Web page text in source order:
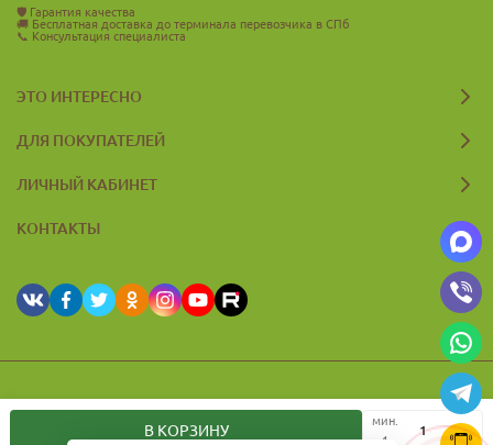
В КОРЗИНУ
мин.
1
🛡️ Гарантия качества
🚚 Бесплатная доставка до терминала перевозчика в СПб
📞 Консультация специалиста
ЭТО ИНТЕРЕСНО
ДЛЯ ПОКУПАТЕЛЕЙ
ЛИЧНЫЙ КАБИНЕТ
КОНТАКТЫ
© 2026 Zelyevar.ru Все права защищены